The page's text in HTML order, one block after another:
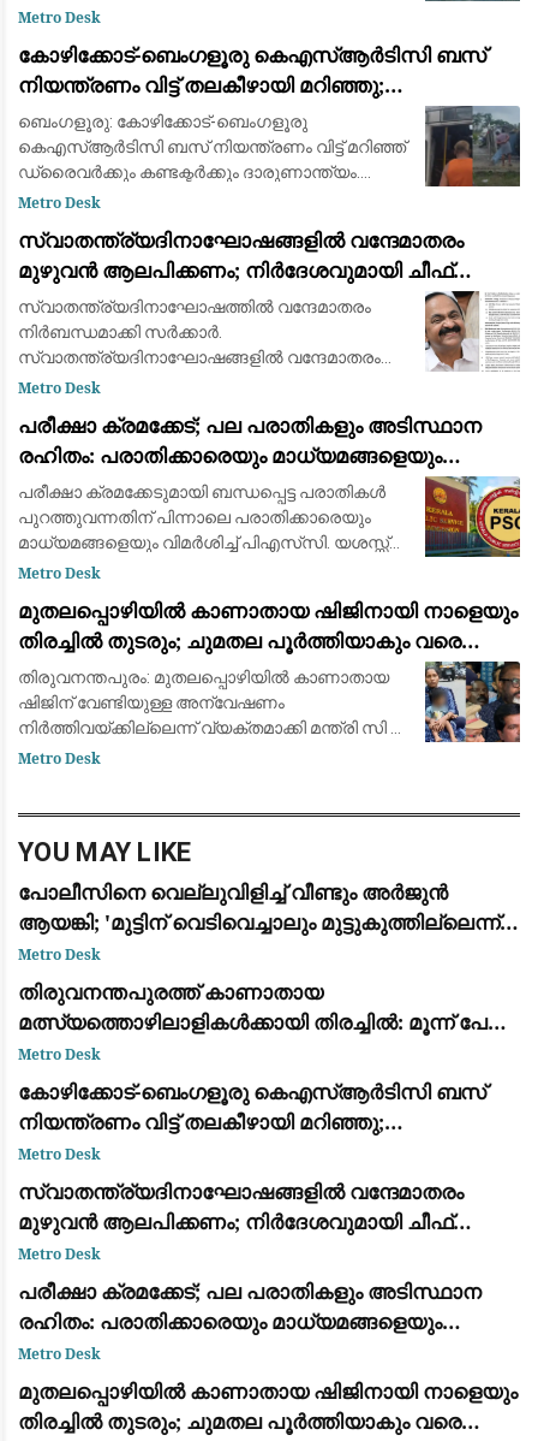
കാണാതായ ഷിജിനെയും ,വിഴിഞ്ഞത്ത്
കണ്ടെത്താനുള്ളത്. സർക്കാർ സംവിധാനങ്
Metro Desk
കോഴിക്കോട്-ബെംഗളൂരു കെഎസ്ആർടിസി ബസ്
നിയന്ത്രണം വിട്ട് തലകീഴായി മറിഞ്ഞു;
ഡ്രെെവർക്കും കണ്ടക്ടർക്കും ദാരുണാന്ത്യം
ബെംഗളൂരു: കോഴിക്കോട്-ബെംഗളൂരു
കെഎസ്ആര്‍ടിസി ബസ് നിയന്ത്രണം വിട്ട് മറിഞ്ഞ്
ഡ്രൈവര്‍ക്കും കണ്ടക്ടര്‍ക്കും ദാരുണാന്ത്യം.
ബെംഗളൂരു രാമനഗര ബിഡതിയില്‍ രാവിലെ
സൂചന
Metro Desk
സ്വാതന്ത്ര്യദിനാഘോഷങ്ങളിൽ വന്ദേമാതരം
മുഴുവൻ ആലപിക്കണം; നിർദേശവുമായി ചീഫ്
സെക്രട്ടറി
സ്വാതന്ത്ര്യദിനാഘോഷത്തിൽ വന്ദേമാതരം
നിർബന്ധമാക്കി സർക്കാർ.
സ്വാതന്ത്ര്യദിനാഘോഷങ്ങളിൽ വന്ദേമാതരം
മുഴുവനായും ആലപിക്കണമെന്നാണ് ചീഫ്
നിർബന്ധമാക്കാനുള്ള കേന്ദ്ര തീരുമാ
Metro Desk
പരീക്ഷാ ക്രമക്കേട്; പല പരാതികളും അടിസ്ഥാന
രഹിതം: പരാതിക്കാരെയും മാധ്യമങ്ങളെയും
വിമര്‍ശിച്ച് പിഎസ്‌സി
പരീക്ഷാ ക്രമക്കേടുമായി ബന്ധപ്പെട്ട പരാതികള്‍
പുറത്തുവന്നതിന് പിന്നാലെ പരാതിക്കാരെയും
മാധ്യമങ്ങളെയും വിമര്‍ശിച്ച് പിഎസ്‌സി. യശസ്സ്
കളങ്കപ്പെടുത്താന്‍ ബോധപൂര്‍വ്വം
Metro Desk
മുതലപ്പൊഴിയിൽ കാണാതായ ഷിജിനായി നാളെയും
തിരച്ചിൽ തുടരും; ചുമതല പൂർത്തിയാകും വരെ
തീരത്തുണ്ടാകുമെന്ന് മന്ത്രി സി.പി. ജോൺ
തിരുവനന്തപുരം: മുതലപ്പൊഴിയില്‍ കാണാതായ
ഷിജിന് വേണ്ടിയുള്ള അന്വേഷണം
നിര്‍ത്തിവയ്ക്കില്ലെന്ന് വ്യക്തമാക്കി മന്ത്രി സി പി
ജോണ്‍. ഇത് സംബന്ധിച്ച വിവരങ്ങള്‍ കുടുംബത്തെ
Metro Desk
YOU MAY LIKE
പോലീസിനെ വെല്ലുവിളിച്ച് വീണ്ടും അർജുൻ
ആയങ്കി; 'മുട്ടിന് വെടിവെച്ചാലും മുട്ടുകുത്തില്ലെന്ന്'
ഫേസ്ബുക്ക് പോസ്റ്റ്
Metro Desk
തിരുവനന്തപുരത്ത് കാണാതായ
മത്സ്യത്തൊഴിലാളികൾക്കായി തിരച്ചിൽ: മൂന്ന് പേരെ
കാണാതായിട്ട് ഇന്ന് 9 ദിവസം
Metro Desk
കോഴിക്കോട്-ബെംഗളൂരു കെഎസ്ആർടിസി ബസ്
നിയന്ത്രണം വിട്ട് തലകീഴായി മറിഞ്ഞു;
ഡ്രെെവർക്കും കണ്ടക്ടർക്കും ദാരുണാന്ത്യം
Metro Desk
സ്വാതന്ത്ര്യദിനാഘോഷങ്ങളിൽ വന്ദേമാതരം
മുഴുവൻ ആലപിക്കണം; നിർദേശവുമായി ചീഫ്
സെക്രട്ടറി
Metro Desk
പരീക്ഷാ ക്രമക്കേട്; പല പരാതികളും അടിസ്ഥാന
രഹിതം: പരാതിക്കാരെയും മാധ്യമങ്ങളെയും
വിമര്‍ശിച്ച് പിഎസ്‌സി
Metro Desk
മുതലപ്പൊഴിയിൽ കാണാതായ ഷിജിനായി നാളെയും
തിരച്ചിൽ തുടരും; ചുമതല പൂർത്തിയാകും വരെ